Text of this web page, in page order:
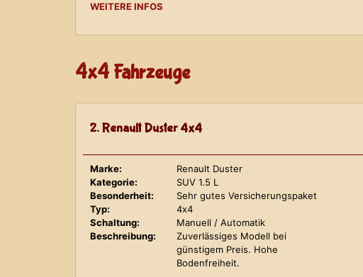
WEITERE INFOS
4x4 Fahrzeuge
2. Renault Duster 4x4
Marke:
Renault Duster
Kategorie:
SUV 1.5 L
Besonderheit:
Sehr gutes Versicherungspaket
Typ:
4x4
Schaltung:
Manuell / Automatik
Beschreibung:
Zuverlässiges Modell bei
günstigem Preis. Hohe
Bodenfreiheit.